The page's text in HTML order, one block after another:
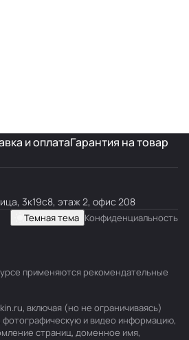
и оплатаГарантия на товар
3к19с8, этаж 2, офис 208
Темная тема Конфиденциальность
применяются рекомендательные
включая (но не ограничиваясь)
фотографическую и видео информацию,
страниц, доменное имя,